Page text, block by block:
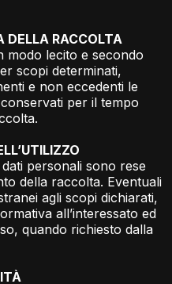
DELLA RACCOLTA
modo lecito e secondo
scopi determinati,
e non eccedenti le
per il tempo
personali sono rese
della raccolta. Eventuali
agli scopi dichiarati,
all’interessato ed
quando richiesto dalla